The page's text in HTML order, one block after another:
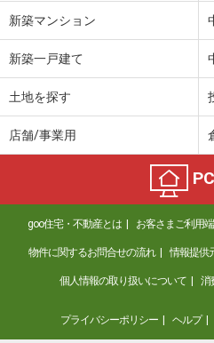
山梨県南アルプス市徳永
価 格
5.50万円
山梨県
専有面積 23.18m²
山梨県南アルプス市在家塚
住 所
山梨県南
専有面積
23.72m²
新築マンション
新築一戸建て
土地を探す
店舗/事業用
goo住宅・不動産とは お客さまご利用
物件に関するお問合せの流れ 情報提供
個人情報の取り扱いについて 消
プライバシーポリシー ヘルプ